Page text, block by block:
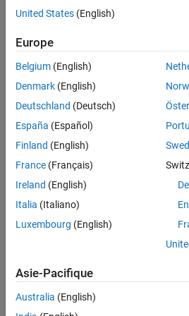
United States (English)
Europe
Belgium (English)
Denmark (English)
Deutschland (Deutsch)
España (Español)
Finland (English)
France (Français)
Ireland (English)
Italia (Italiano)
Luxembourg (English)
Asie-Pacifique
Australia (English)
Lutte anti-piratage
© 1994-2026 The MathWorks, Inc.